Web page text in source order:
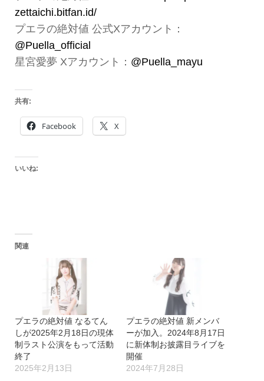
zettaichi.bitfan.id/
プエラの絶対値 公式Xアカウント：
@Puella_official
星宮愛夢 Xアカウント： @Puella_mayu
共有:
Facebook X
いいね:
関連
プエラの絶対値 なるてん
しが2025年2月18日の現体
制ラスト公演をもって活動
終了
2025年2月13日
プエラの絶対値 新メンバ
ーが加入。2024年8月17日
に新体制お披露目ライブを
開催
2024年7月28日